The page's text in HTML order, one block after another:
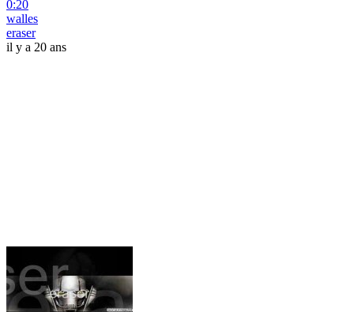
0:20
walles
eraser
il y a 20 ans